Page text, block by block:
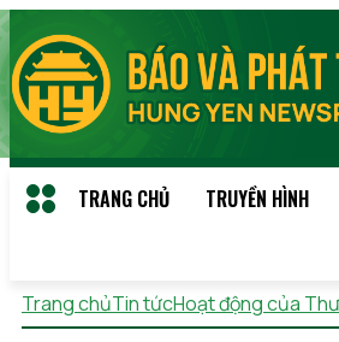
TRANG CHỦ TRUYỀN HÌNH
Trang chủTin tứcHoạt động của